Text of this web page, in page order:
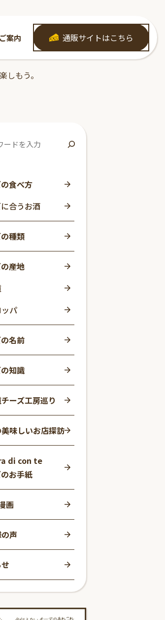
案内 通販サイトはこちら
もう。
食べ方
合うお酒
種類
産地
パ
名前
知識
ーズ工房巡り
味しいお店探訪
di con te
お手紙
画
声